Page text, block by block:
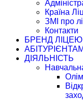
Країна
ЗМІ про
Контакти
БРЕНД ЛІЦЕЮ
АБІТУРІЄНТАМ
ДІЯЛЬНІСТЬ